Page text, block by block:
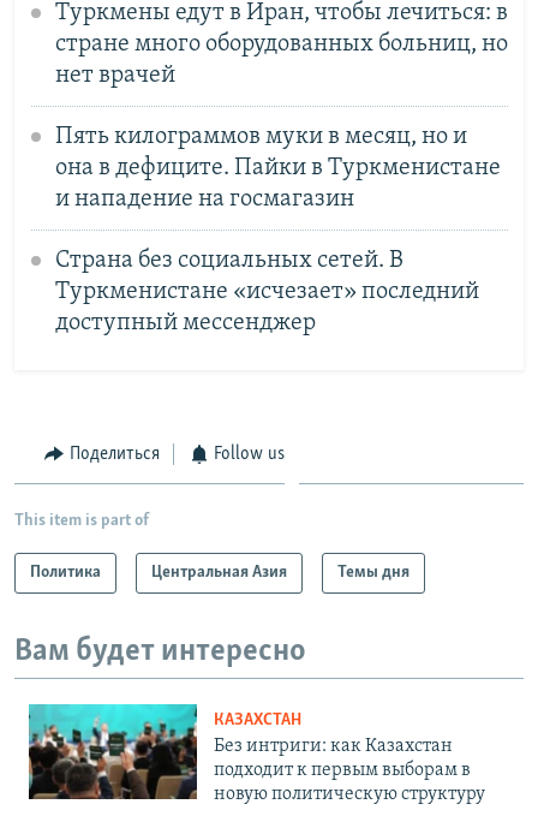
Туркмены едут в Иран, чтобы лечиться: в
стране много оборудованных больниц, но
нет врачей
Пять килограммов муки в месяц, но и
она в дефиците. Пайки в Туркменистане
и нападение на госмагазин
Страна без социальных сетей. В
Туркменистане «исчезает» последний
доступный мессенджер
Поделиться Follow us
This item is part of
Политика Центральная Азия Темы дня
Вам будет интересно
КАЗАХСТАН
Без интриги: как Казахстан
подходит к первым выборам в
новую политическую структуру